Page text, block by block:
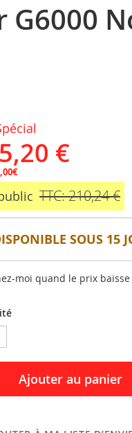
€
TTC: 210,24 €
SOUS 15
moi quand le prix baisse
Ajouter au panier